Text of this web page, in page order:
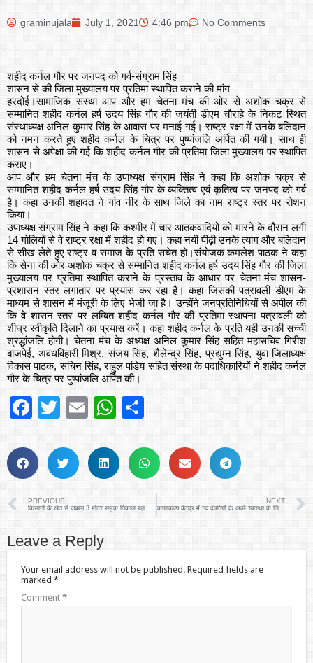
graminujala July 1, 2021 4:46 pm No Comments
शहीद कर्नल गौर पर जनपद को गर्व-संग्राम सिंह
शासन से की जिला मुख्यालय पर प्रतिमा स्थापित कराने की मांग
हरदोई।सामाजिक संस्था आप और हम चेतना मंच की ओर से अशोक चक्र से
सम्मानित शहीद कर्नल हर्ष उदय सिंह गौर की जयंती डीएम चौराहे के निकट स्थित
संस्थाध्यक्ष अनिल कुमार सिंह के आवास पर मनाई गई। राष्ट्र रक्षा में उनके बलिदान
को नमन करते हुए शहीद कर्नल के चित्र पर पुष्पांजलि अर्पित की गयी। साथ ही
शासन से अपेक्षा की गई कि शहीद कर्नल गौर की प्रतिमा जिला मुख्यालय पर स्थापित
कराए।
आप और हम चेतना मंच के उपाध्यक्ष संग्राम सिंह ने कहा कि अशोक चक्र से
सम्मानित शहीद कर्नल हर्ष उदय सिंह गौर के व्यक्तित्व एवं कृतित्व पर जनपद को गर्व
है। कहा उनकी शहादत ने गांव नीर के साथ जिले का नाम राष्ट्र स्तर पर रोशन
किया।
उपाध्यक्ष संग्राम सिंह ने कहा कि कश्मीर में चार आतंकवादियों को मारने के दौरान लगी
14 गोलियों से वे राष्ट्र रक्षा में शहीद हो गए। कहा नयी पीढ़ी उनके त्याग और बलिदान
से सीख लेते हुए राष्ट्र व समाज के प्रति सचेत हो।संयोजक कमलेश पाठक ने कहा
कि सेना की ओर अशोक चक्र से सम्मानित शहीद कर्नल हर्ष उदय सिंह गौर की जिला
मुख्यालय पर प्रतिमा स्थापित कराने के प्रस्ताव के आधार पर चेतना मंच शासन-
प्रशासन स्तर लगातार पर प्रयास कर रहा है। कहा जिसकी पत्रावली डीएम के
माध्यम से शासन में मंजूरी के लिए भेजी जा है। उन्होंने जनप्रतिनिधियों से अपील की
कि वे शासन स्तर पर लम्बित शहीद कर्नल गौर की प्रतिमा स्थापना पत्रावली को
शीघ्र स्वीकृति दिलाने का प्रयास करें। कहा शहीद कर्नल के प्रति यही उनकी सच्ची
श्रद्धांजलि होगी। चेतना मंच के अध्यक्ष अनिल कुमार सिंह सहित महासचिव गिरीश
बाजपेई, अवधविहारी मिश्र, संजय सिंह, शैलेन्द्र सिंह, प्रद्युम्न सिंह, युवा जिलाध्यक्ष
विकास पाठक, सचिन सिंह, राहुल पांडेय सहित संस्था के पदाधिकारियों ने शहीद कर्नल
गौर के चित्र पर पुष्पांजलि अर्पित की।
Facebook
Twitter
EmailWhatsApp
PREVIOUS
किसानों के खेत से जबरन 3 मीटर सड़क निकाल रहा लोक निर्माण विभाग
NEXT
कायाकल्प केन्द्र में नव दंपतियों के अच्छे स्वास्थ्य के लिए एक विशेष अभियान
Leave a Reply
Your email address will not be published. Required fields are
marked *
Comment *